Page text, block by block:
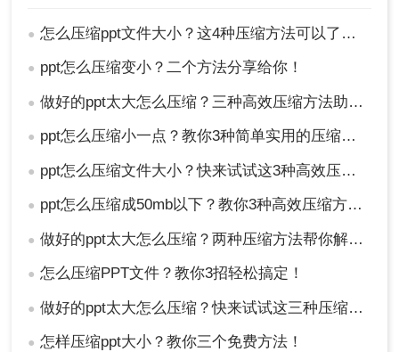
● 怎么压缩ppt文件大小？这4种压缩方法可以了解下！
● ppt怎么压缩变小？二个方法分享给你！
● 做好的ppt太大怎么压缩？三种高效压缩方法助你轻松减负!
● ppt怎么压缩小一点？教你3种简单实用的压缩方法!
● ppt怎么压缩文件大小？快来试试这3种高效压缩方法！
● ppt怎么压缩成50mb以下？教你3种高效压缩方法！
● 做好的ppt太大怎么压缩？两种压缩方法帮你解决！
● 怎么压缩PPT文件？教你3招轻松搞定！
● 做好的ppt太大怎么压缩？快来试试这三种压缩方法！
● 怎样压缩ppt大小？教你三个免费方法！